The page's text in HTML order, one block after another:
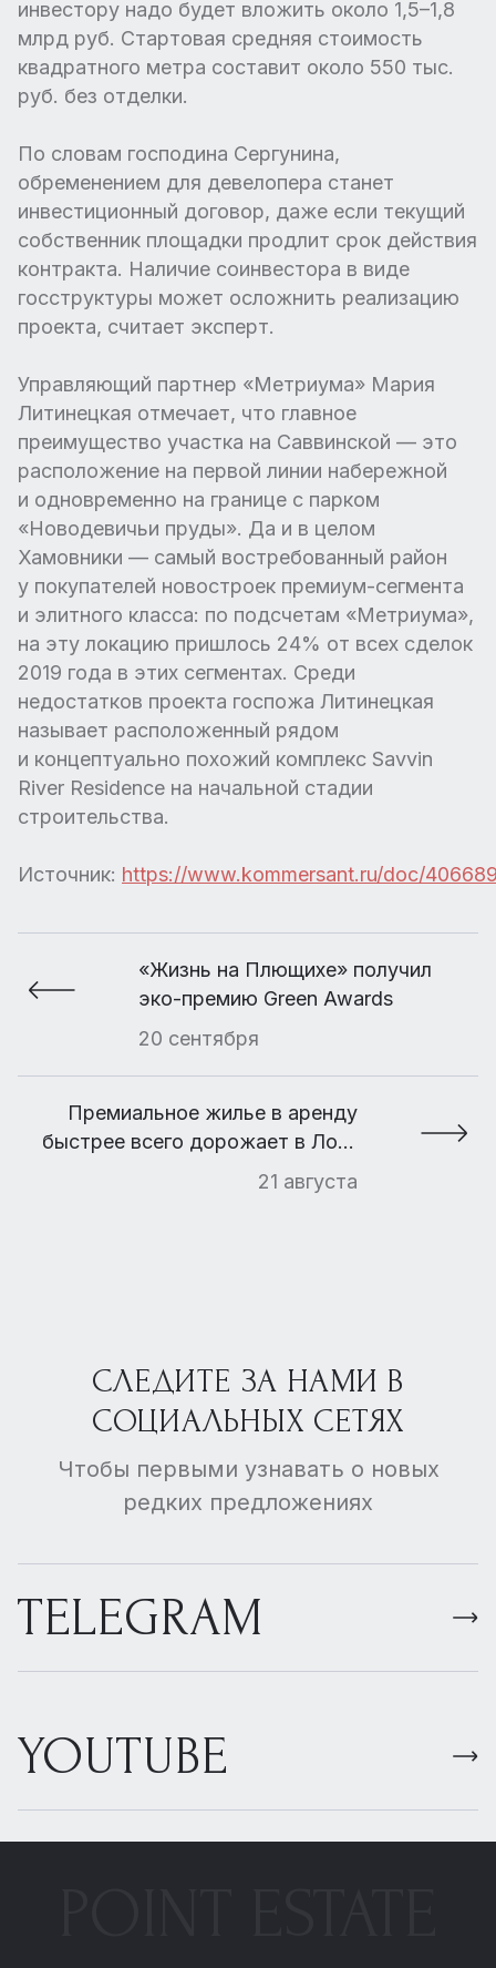
инвестору надо будет вложить около 1,5–1,8
млрд руб. Стартовая средняя стоимость
квадратного метра составит около 550 тыс.
руб. без отделки.
По словам господина Сергунина,
обременением для девелопера станет
инвестиционный договор, даже если текущий
собственник площадки продлит срок действия
контракта. Наличие соинвестора в виде
госструктуры может осложнить реализацию
проекта, считает эксперт.
Управляющий партнер «Метриума» Мария
Литинецкая отмечает, что главное
преимущество участка на Саввинской — это
расположение на первой линии набережной
и одновременно на границе с парком
«Новодевичьи пруды». Да и в целом
Хамовники — самый востребованный район
у покупателей новостроек премиум-сегмента
и элитного класса: по подсчетам «Метриума»,
на эту локацию пришлось 24% от всех сделок
2019 года в этих сегментах. Среди
недостатков проекта госпожа Литинецкая
называет расположенный рядом
и концептуально похожий комплекс Savvin
River Residence на начальной стадии
строительства.
Источник: https://www.kommersant.ru/doc/
«Жизнь на Плющихе» получил
эко-премию Green Awards
20 сентября
Премиальное жилье в аренду
быстрее всего дорожает в Лос-
Анджелесе, Берлине и Москве
21 августа
СЛЕДИТЕ ЗА НАМИ В
СОЦИАЛЬНЫХ СЕТЯХ
Чтобы первыми узнавать о новых
редких предложениях
TELEGRAM
YOUTUBE